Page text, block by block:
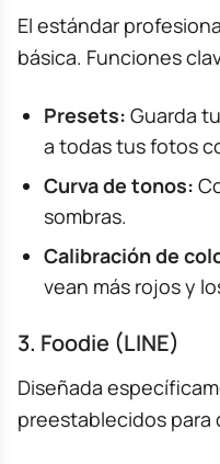
El estándar
básica. Funciones
Presets: Guarda
a todas tus fotos
Curva de tonos:
sombras.
Calibración de
vean más rojos y
3. Foodie (LINE)
Diseñada
preestablecidos